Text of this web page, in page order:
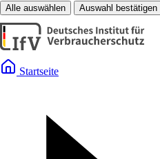
Alle auswählen Auswahl bestätigen
Startseite